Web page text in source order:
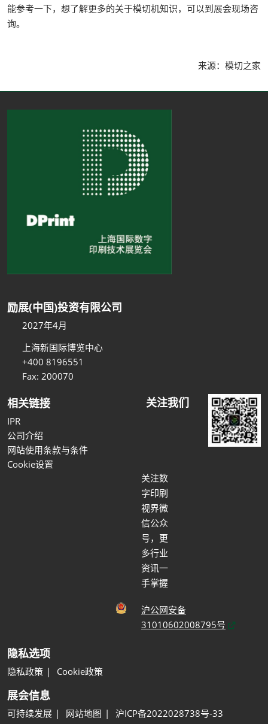
能参考一下，想了解更多的关于模切机知识，可以到展会现场咨
询。
来源：模切之家
励展(中国)投资有限公司
2027年4月
上海新国际博览中心
+400 8196551
Fax: 200070
相关链接
IPR
公司介绍
网站使用条款与条件
Cookie设置
关注我们
关注数
字印刷
视界微
信公众
号，更
多行业
资讯一
手掌握
沪公网安备
31010602008795号
隐私选项
隐私政策 Cookie政策
展会信息
可持续发展 网站地图 沪ICP备2022028738号-33